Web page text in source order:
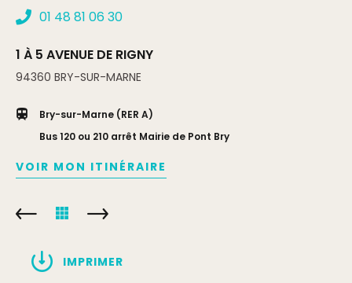
01 48 81 06 30
1 À 5 AVENUE DE RIGNY
94360 BRY-SUR-MARNE
Bry-sur-Marne (RER A)
Bus 120 ou 210 arrêt Mairie de Pont Bry
VOIR MON ITINÉRAIRE
IMPRIMER